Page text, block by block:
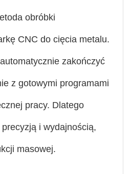
obróbki
CNC do cięcia metalu.
zakończyć
z gotowymi programami
pracy. Dlatego
i wydajnością,
masowej.